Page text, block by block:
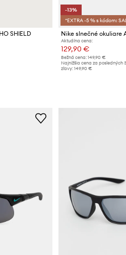
SHIELD
-13%
*EXTRA -5 % s kódom:
Nike slnečné okuliare
Aktuálna cena:
129,90 €
Bežná cena: 149,90 €
Najnižšia cena za posledných
zľavy: 149,90 €